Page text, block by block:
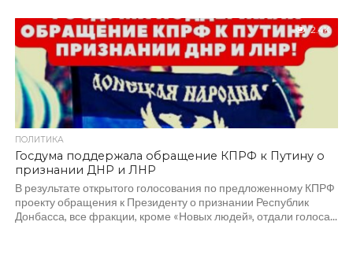
2.4K
ПОЛИТИКА
Госдума поддержала обращение КПРФ к Путину о
признании ДНР и ЛНР
В результате открытого голосования по предложенному КПРФ
проекту обращения к Президенту о признании Республик
Донбасса, все фракции, кроме «Новых людей», отдали голоса...